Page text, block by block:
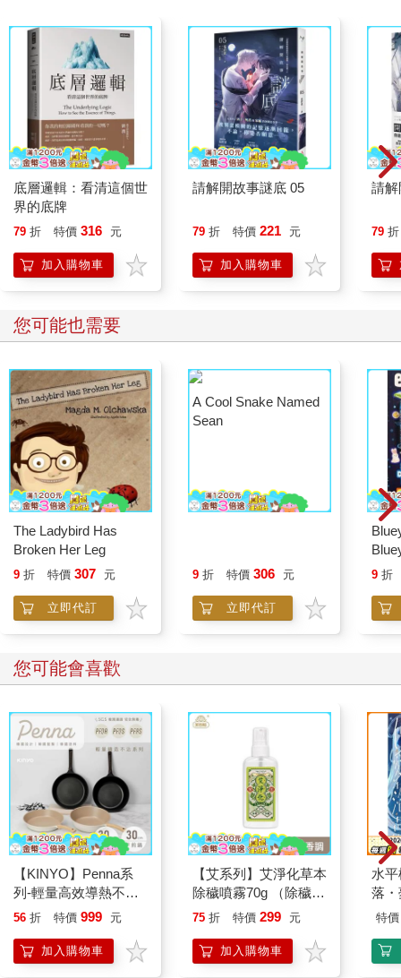
底層邏輯：看清這個世
界的底牌
79 折 特價 316 元
加入購物車
請解開故事謎底 05
79 折 特價 221 元
加入購物車
請解
79 折
您可能也需要
The Ladybird Has
Broken Her Leg
9 折 特價 307 元
立即代訂
9 折 特價 306 元
立即代訂
with
9 折
您可能會喜歡
【KINYO】Penna系
列-輕量高效導熱不沾
平煎鍋30cm
56 折 特價 999 元
加入購物車
【艾系列】艾淨化草本
除穢噴霧70g （除穢/
平安/淨化/艾草/芙蓉/
另有多瓶組優惠賣場
75 折 特價 299 元
加入購物車
水
落
特價